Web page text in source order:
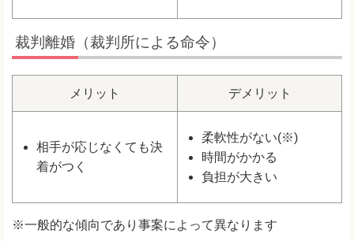
裁判離婚（裁判所による命令）
メリット デメリット
相手が応じなくても決
着がつく
柔軟性がない(※)
時間がかかる
負担が大きい
※一般的な傾向であり事案によって異なります